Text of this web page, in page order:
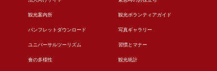
観光案内所 観光ボランティアガイド
パンフレットダウンロード 写真ギャラリー
ユニバーサルツーリズム 習慣とマナー
食の多様性 観光統計